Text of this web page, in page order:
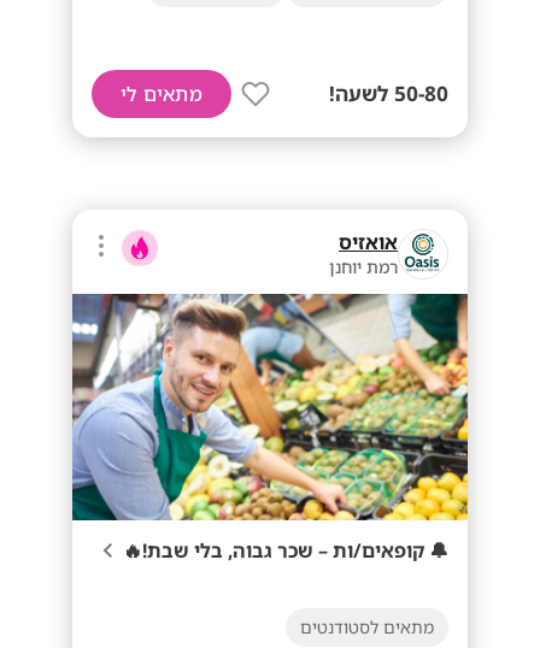
50-80 לשעה! מתאים לי
אואזיס
רמת יוחנן
🔔 קופאים/ות – שכר גבוה, בלי שבת!🔥
מתאים לסטודנטים